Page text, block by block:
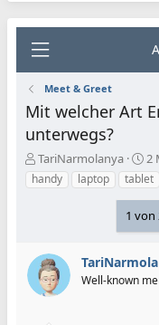
Meet & Greet
Mit welcher Art
unterwegs?
E
r
s
l
e
r
TariNarmolanya
E
r
s
e
t
a
2
handy
laptop tablet
1 von
Well-known